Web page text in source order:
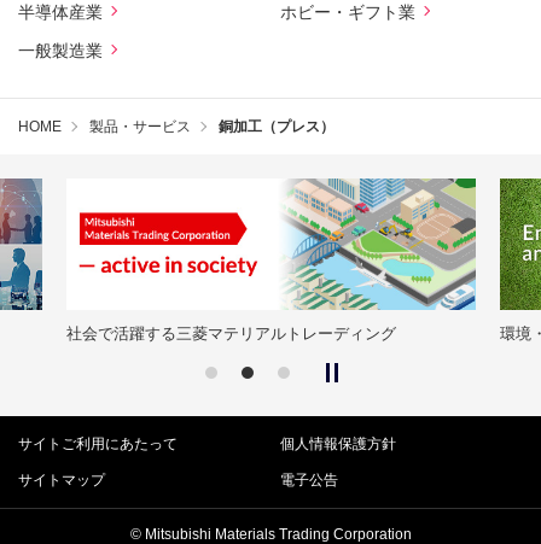
半導体産業 ホビー・ギフト業
一般製造業
HOME 製品・サービス 銅加工（プレス）
社会で活躍する三菱マテリアルトレーディング 環境
サイトご利用にあたって 個人情報保護方針
サイトマップ 電子公告
© Mitsubishi Materials Trading Corporation